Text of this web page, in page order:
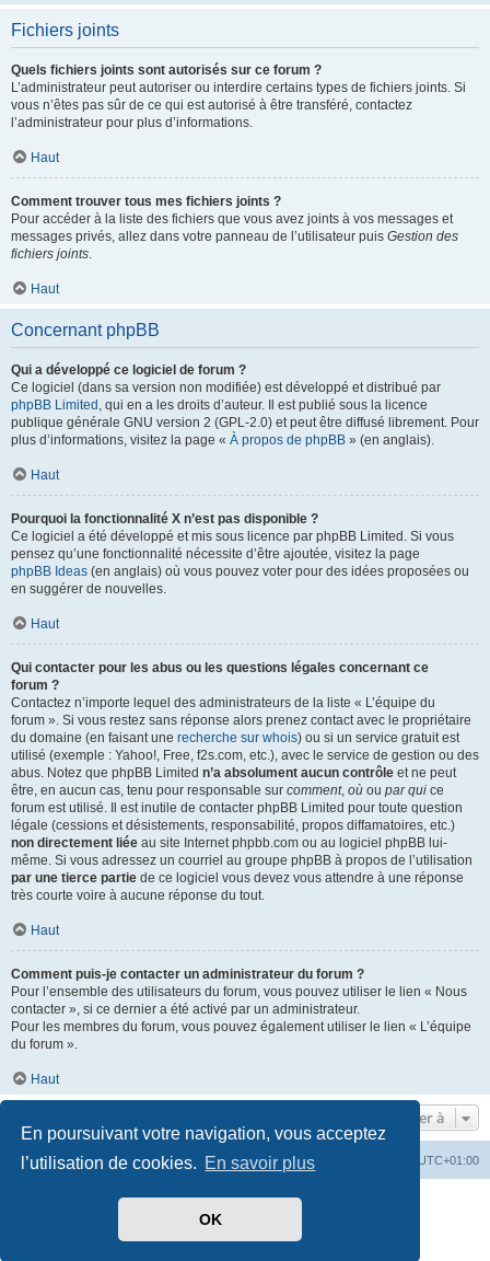
En poursuivant votre navigation, vous acceptez
l’utilisation de cookies. En savoir plus
OK
Fichiers joints
Quels fichiers joints sont autorisés sur ce forum ?
L’administrateur peut autoriser ou interdire certains types de fichiers joints. Si
vous n’êtes pas sûr de ce qui est autorisé à être transféré, contactez
l’administrateur pour plus d’informations.
Haut
Comment trouver tous mes fichiers joints ?
Pour accéder à la liste des fichiers que vous avez joints à vos messages et
messages privés, allez dans votre panneau de l’utilisateur puis Gestion des
fichiers joints.
Haut
Concernant phpBB
Qui a développé ce logiciel de forum ?
Ce logiciel (dans sa version non modifiée) est développé et distribué par
phpBB Limited , qui en a les droits d’auteur. Il est publié sous la licence
publique générale GNU version 2 (GPL-2.0) et peut être diffusé librement. Pour
plus d’informations, visitez la page « À propos de phpBB » (en anglais).
Haut
Pourquoi la fonctionnalité X n’est pas disponible ?
Ce logiciel a été développé et mis sous licence par phpBB Limited. Si vous
pensez qu’une fonctionnalité nécessite d’être ajoutée, visitez la page
phpBB Ideas (en anglais) où vous pouvez voter pour des idées proposées ou
en suggérer de nouvelles.
Haut
Qui contacter pour les abus ou les questions légales concernant ce
forum ?
Contactez n’importe lequel des administrateurs de la liste « L’équipe du
forum ». Si vous restez sans réponse alors prenez contact avec le propriétaire
du domaine (en faisant une recherche sur whois) ou si un service gratuit est
utilisé (exemple : Yahoo!, Free, f2s.com, etc.), avec le service de gestion ou des
abus. Notez que phpBB Limited n’a absolument aucun contrôle et ne peut
être, en aucun cas, tenu pour responsable sur comment, où ou par qui ce
forum est utilisé. Il est inutile de contacter phpBB Limited pour toute question
légale (cessions et désistements, responsabilité, propos diffamatoires, etc.)
non directement liée au site Internet phpbb.com ou au logiciel phpBB lui-
même. Si vous adressez un courriel au groupe phpBB à propos de l’utilisation
par une tierce partie de ce logiciel vous devez vous attendre à une réponse
très courte voire à aucune réponse du tout.
Haut
Comment puis-je contacter un administrateur du forum ?
Pour l’ensemble des utilisateurs du forum, vous pouvez utiliser le lien « Nous
contacter », si ce dernier a été activé par un administrateur.
Pour les membres du forum, vous pouvez également utiliser le lien « L’équipe
du forum ».
Haut
Aller à
Index du forum UTC+01:00
Développé parphpBB® Forum Software © phpBB Limited
Traduit par
Side-car club Français